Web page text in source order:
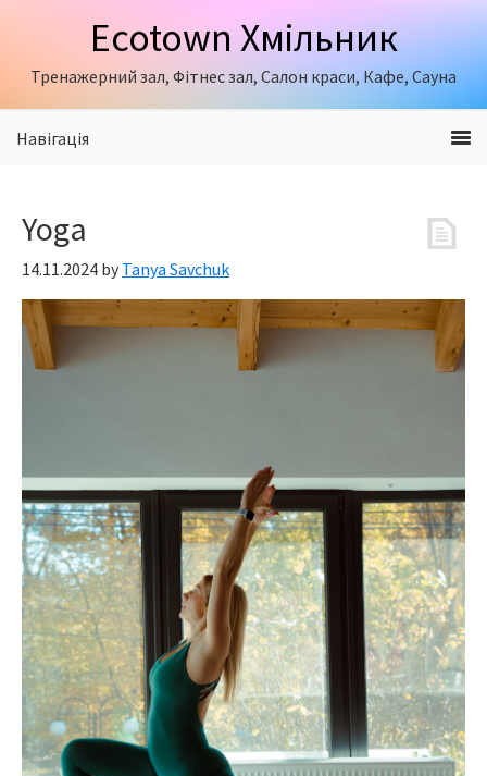
primary
content
primary
Ecotown Хмільник
Тренажерний зал, Фітнес зал, Салон краси, Кафе, Сауна
Навігація
Yoga
14.11.2024 by Tanya Savchuk